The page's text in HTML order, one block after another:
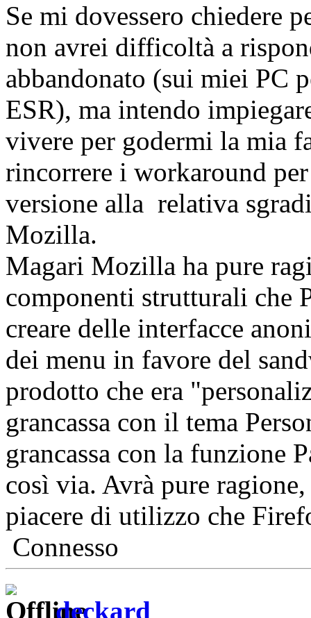
Se mi dovessero chiedere
non avrei difficoltà a
abbandonato (sui miei PC
ESR), ma intendo
vivere per godermi la mia
rincorrere i workaround
versione alla relativa
Mozilla.
Magari Mozilla ha pure
componenti strutturali che
creare delle interfacce
dei menu in favore del
prodotto che era
grancassa con il tema
grancassa con la funzione
così via. Avrà pure
piacere di utilizzo che
Connesso
deckard